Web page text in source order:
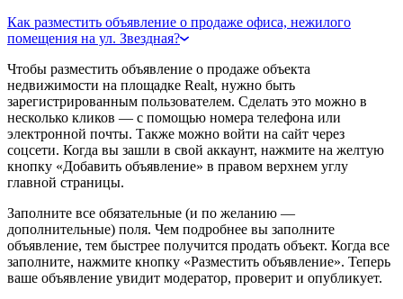
Как разместить объявление о продаже офиса, нежилого
помещения на ул. Звездная?
Чтобы разместить объявление о продаже объекта
недвижимости на площадке Realt, нужно быть
зарегистрированным пользователем. Сделать это можно в
несколько кликов — с помощью номера телефона или
электронной почты. Также можно войти на сайт через
соцсети. Когда вы зашли в свой аккаунт, нажмите на желтую
кнопку «Добавить объявление» в правом верхнем углу
главной страницы.
Заполните все обязательные (и по желанию —
дополнительные) поля. Чем подробнее вы заполните
объявление, тем быстрее получится продать объект. Когда все
заполните, нажмите кнопку «Разместить объявление». Теперь
ваше объявление увидит модератор, проверит и опубликует.